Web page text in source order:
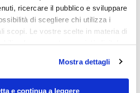
ricercare il pubblico e sviluppare
di scegliere chi utilizza i
scopi. Le vostre scelte in materia di
solo su questa proprietà digitale
il proprio consenso in qualsiasi
sui cookie o facendo clic
della privacy.
Mostra dettagli
e continua a leggere
ci porta ancora una volta a